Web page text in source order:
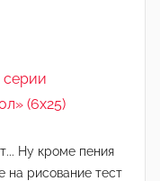
серии
(6х25)
Ну кроме пения
на рисование тест